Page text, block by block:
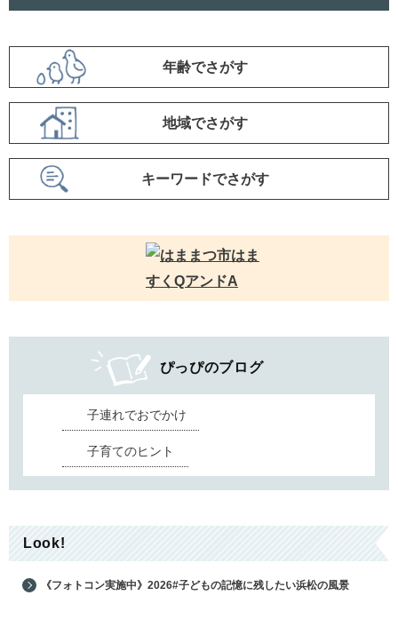
目
が
年齢でさがす
地域でさがす
キーワードでさがす
ぴっぴのブログ
子連れでおでかけ
子育てのヒント
Look!
《フォトコン実施中》2026#子どもの記憶に残したい浜松の風景